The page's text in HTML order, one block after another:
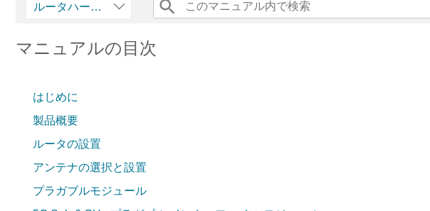
ルータハードウェア設置ガイド
マニュアルの目次
はじめに
製品概要
ルータの設置
アンテナの選択と設置
プラガブルモジュール